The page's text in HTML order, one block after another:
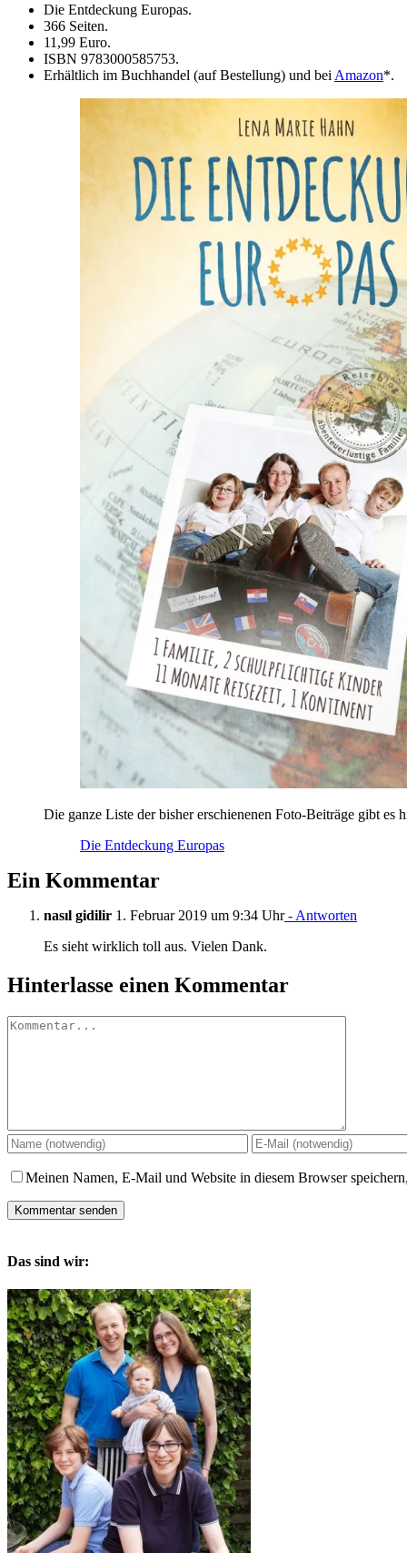
Die Entdeckung Europas.
366 Seiten.
11,99 Euro.
ISBN 9783000585753.
Erhältlich im Buchhandel (auf Bestellung) und bei Amazon*.
Die ganze Liste der bisher erschienenen Foto-Beiträge gibt es
Die Entdeckung Europas
Ein Kommentar
nasıl gidilir 1. Februar 2019 um 9:34 Uhr- Antworten
Es sieht wirklich toll aus. Vielen Dank.
Hinterlasse einen Kommentar
Kommentar
Meinen Namen, E-Mail und Website in diesem Browser
Das sind wir: